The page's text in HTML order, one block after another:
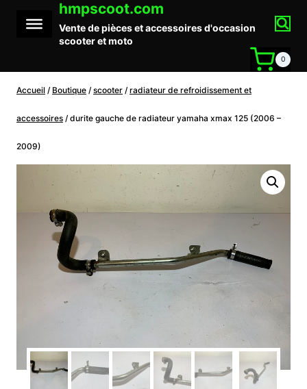
contenu
hmpscoot.com
Vente de pièces et accessoires d'occasion
scooter et moto
0
Accueil / Boutique / scooter / radiateur de refroidissement et
accessoires / durite gauche de radiateur yamaha xmax 125 (2006 –
2009)